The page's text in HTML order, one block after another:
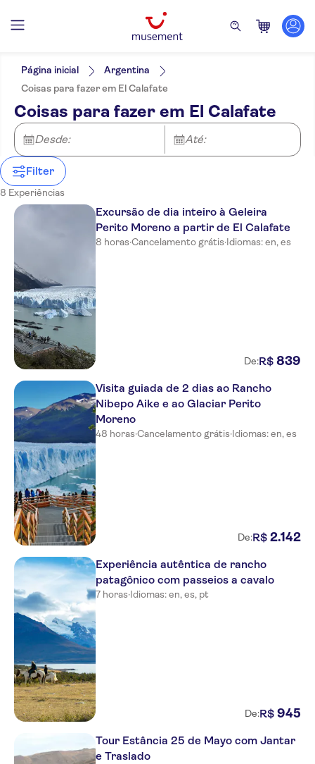
Filtros
R$ Máx. R$
Opções de ingressos
Tour guiado
Confirmação instantânea
Cancelamento gratuito
Taxas de entrada incluídas
Refeição incluída
Voucher eletrônico
Local touch
Categorias
Turismo e tradições
Atividades
Natureza
Tours a pé
Atrações e visitas guiadas
Passes turísticos
Inglês
Português
Página inicial
Argentina
Coisas para fazer em El Calafate
Coisas para fazer em El Calafate
Desde: Até:
Filter
8 Experiências
Excursão de dia inteiro à Geleira
Perito Moreno a partir de El Calafate
8 horas·Cancelamento grátis·Idiomas: en, es
De:R$ 839
Visita guiada de 2 dias ao Rancho
Nibepo Aike e ao Glaciar Perito
Moreno
48 horas·Cancelamento grátis·Idiomas: en, es
De:R$ 2.142
Experiência autêntica de rancho
patagônico com passeios a cavalo
7 horas·Idiomas: en, es, pt
De:R$ 945
Tour Estância 25 de Mayo com Jantar
e Traslado